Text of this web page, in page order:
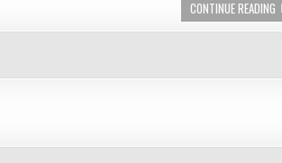
CONTINUE READING